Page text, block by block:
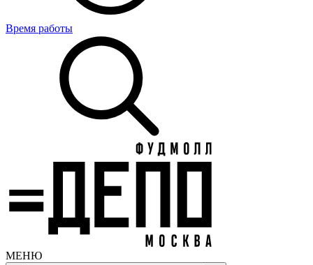
Время работы
МЕНЮ